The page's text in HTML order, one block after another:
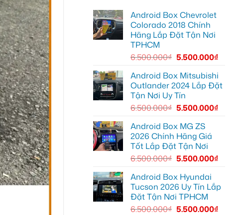
Đức
cho
Toyota
Vios
màn
hình
android
oto
cho
Hyundai
Accent
tại
để
giải
tiện
hơn
Android Box Chevrolet
Colorado 2018 Chính
Hãng Lắp Đặt Tận Nơi
TPHCM
6.500.000₫ 5.500.000₫
Android Box Mitsubishi
Outlander 2024 Lắp Đặt
Tận Nơi Uy Tín
6.500.000₫ 5.500.000₫
Android Box MG ZS
2026 Chính Hãng Giá
Tốt Lắp Đặt Tận Nơi
6.500.000₫ 5.500.000₫
Android Box Hyundai
Tucson 2026 Uy Tín Lắp
Đặt Tận Nơi TPHCM
6.500.000₫ 5.500.000₫